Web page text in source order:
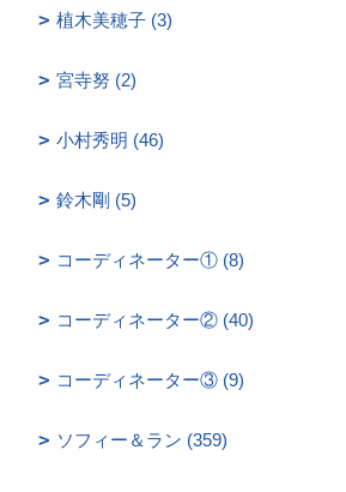
植木美穂子 (3)
宮寺努 (2)
小村秀明 (46)
鈴木剛 (5)
コーディネーター① (8)
コーディネーター② (40)
コーディネーター③ (9)
ソフィー＆ラン (359)